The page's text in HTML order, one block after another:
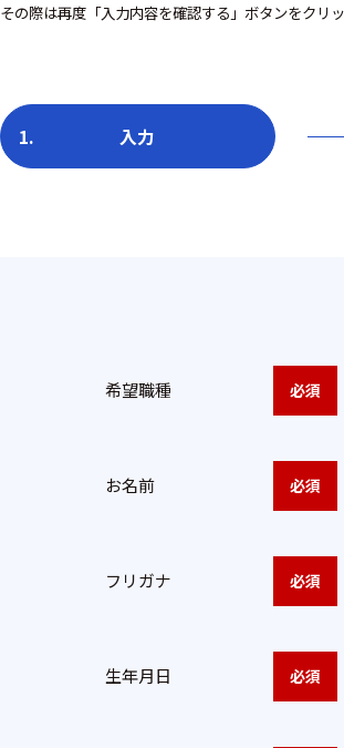
その際は再度「入力内容を確認する」ボタンをクリ
1. 入力
希望職種 必須
お名前 必須
フリガナ 必須
生年月日 必須